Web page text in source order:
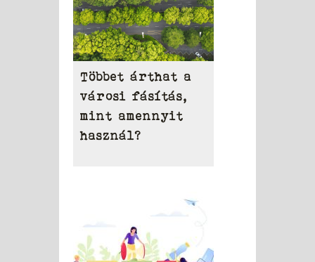
Többet árthat a
városi fásítás,
mint amennyit
használ?